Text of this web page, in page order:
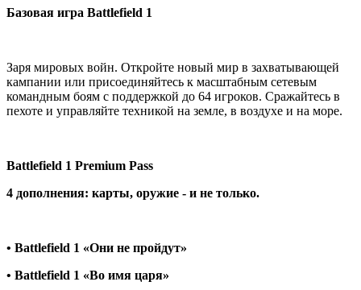
Базовая игра Battlefield 1
Заря мировых войн. Откройте новый мир в захватывающей
кампании или присоединяйтесь к масштабным сетевым
командным боям с поддержкой до 64 игроков. Сражайтесь в
пехоте и управляйте техникой на земле, в воздухе и на море.
Battlefield 1 Premium Pass
4 дополнения: карты, оружие - и не только.
• Battlefield 1 «Они не пройдут»
• Battlefield 1 «Во имя царя»